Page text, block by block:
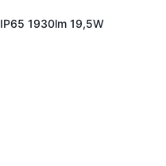
1930lm 19,5W